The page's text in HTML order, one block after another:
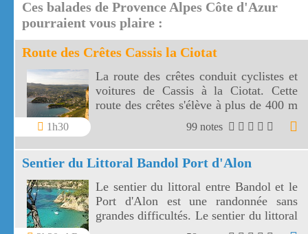
Ces balades de Provence Alpes Côte d'Azur
pourraient vous plaire :
Route des Crêtes Cassis la Ciotat
1h30
La route des crêtes conduit cyclistes et
voitures de Cassis à la Ciotat. Cette
route des crêtes s'élève à plus de 400 m
et surplombe la mer au travers plusieurs
99 notes
Sentier du Littoral Bandol Port d'Alon
Le sentier du littoral entre Bandol et le
Port d'Alon est une randonnée sans
grandes difficultés. Le sentier du littoral
Bandol Port d'Alon offre des paysages